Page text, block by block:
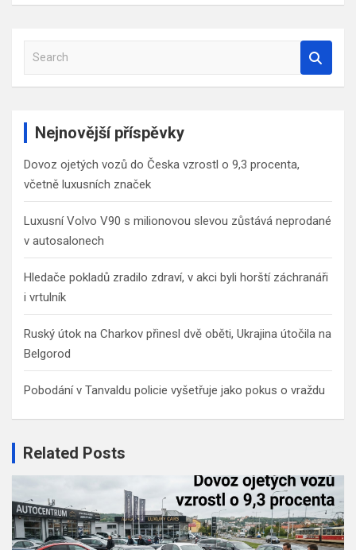
a
Nejnovější příspěvky
Dovoz ojetých vozů do Česka vzrostl o 9,3 procenta,
včetně luxusních značek
Luxusní Volvo V90 s milionovou slevou zůstává neprodané
v autosalonech
Hledače pokladů zradilo zdraví, v akci byli horští záchranáři
i vrtulník
Ruský útok na Charkov přinesl dvě oběti, Ukrajina útočila na
Belgorod
Pobodání v Tanvaldu policie vyšetřuje jako pokus o vraždu
Related Posts